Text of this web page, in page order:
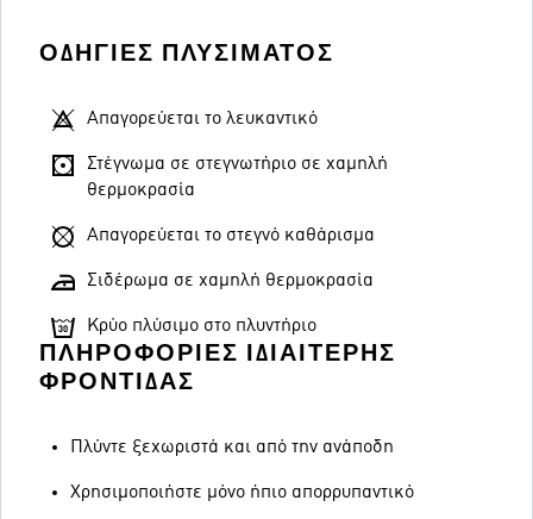
ΟΔΗΓΊΕΣ ΠΛΥΣΊΜΑΤΟΣ
Απαγορεύεται το λευκαντικό
Στέγνωμα σε στεγνωτήριο σε χαμηλή
θερμοκρασία
Απαγορεύεται το στεγνό καθάρισμα
Σιδέρωμα σε χαμηλή θερμοκρασία
Κρύο πλύσιμο στο πλυντήριο
ΠΛΗΡΟΦΟΡΊΕΣ ΙΔΙΑΊΤΕΡΗΣ
ΦΡΟΝΤΊΔΑΣ
Πλύντε ξεχωριστά και από την ανάποδη
Χρησιμοποιήστε μόνο ήπιο απορρυπαντικό